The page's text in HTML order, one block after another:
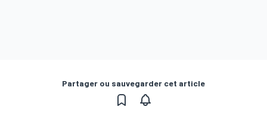
Partager ou sauvegarder cet article